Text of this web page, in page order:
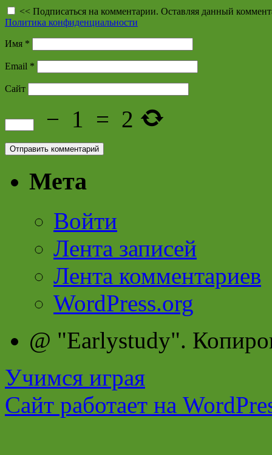
<< Подписаться на комментарии. Оставляя данный
Политика конфиденциальности
Имя *
Email *
Сайт
− 1 = 2
Мета
Войти
Лента записей
Лента комментариев
WordPress.org
@ "Earlystudy".
Учимся играя
Сайт работает на